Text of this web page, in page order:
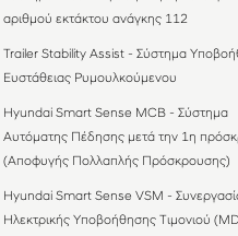
αριθμού εκτάκτου ανάγκης 112
Trailer Stability Assist - Σύστημα
Ευστάθειας Ρυμουλκούμενου
Hyundai Smart Sense MCB - Σύστημα
Αυτόματης Πέδησης μετά την 1η
(Αποφυγής Πολλαπλής Πρόσκρουσης)
Hyundai Smart Sense VSM -
Ηλεκτρικής Υποβοήθησης Τιμονιού